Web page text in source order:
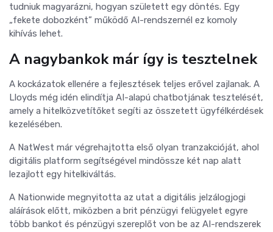
tudniuk magyarázni, hogyan született egy döntés. Egy
„fekete dobozként” működő AI-rendszernél ez komoly
kihívás lehet.
A nagybankok már így is tesztelnek
A kockázatok ellenére a fejlesztések teljes erővel zajlanak. A
Lloyds még idén elindítja AI-alapú chatbotjának tesztelését,
amely a hitelközvetítőket segíti az összetett ügyfélkérdések
kezelésében.
A NatWest már végrehajtotta első olyan tranzakcióját, ahol
digitális platform segítségével mindössze két nap alatt
lezajlott egy hitelkiváltás.
A Nationwide megnyitotta az utat a digitális jelzálogjogi
aláírások előtt, miközben a brit pénzügyi felügyelet egyre
több bankot és pénzügyi szereplőt von be az AI-rendszerek